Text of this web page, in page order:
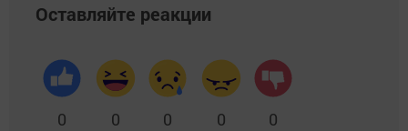
Оставляйте реакции
0 0 0 0 0